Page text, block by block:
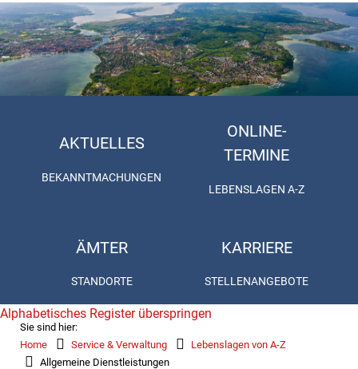
AKTUELLES
BEKANNTMACHUNGEN
ONLINE-
TERMINE
LEBENSLAGEN A-Z
ÄMTER
STANDORTE
KARRIERE
STELLENANGEBOTE
Sie sind hier:
Home
Service & Verwaltung
Lebenslagen von A-Z
Allgemeine Dienstleistungen
Alphabetisches Register überspringen